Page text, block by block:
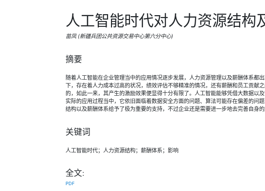
人工智能时代对人力资源结构
苗凤 (新疆兵团公共资源交易中心第六分中心)
摘要
随着人工智能在企业管理当中的应用情况逐步发展，人力资源管理以及薪酬体系
下，存在着人力成本过高的状况，绩效评估不够精准的情况，还有薪酬和员工贡献
的，如此一来，其产生的激励效果便显得十分有限了。人工智能能够凭借大数据
实际的应用过程当中，它依旧面临着数据安全方面的问题、算法可能存在偏差的问
结构以及薪酬体系给予了极为重要的支持，不过企业还是需要进一步地去完善自身的
关键词
人工智能时代；人力资源结构；薪酬体系；影响
全文:
PDF